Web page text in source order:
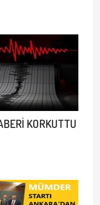
KORKUTTU